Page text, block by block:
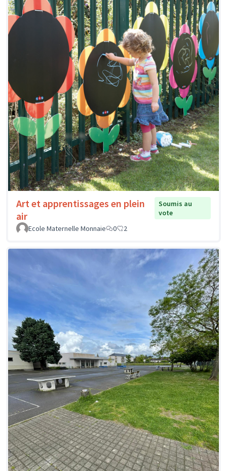
Art et apprentissages en plein
air
Soumis au
vote
Ecole Maternelle Monnaie
0 2